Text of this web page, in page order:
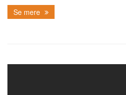
Se mere